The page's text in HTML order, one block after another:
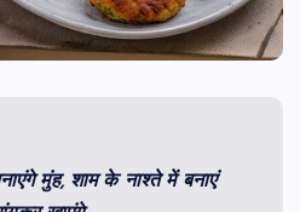
मुंह, शाम के नाश्ते में बनाएं